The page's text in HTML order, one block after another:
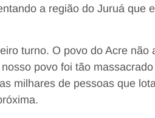
a região do Juruá que
turno. O povo do Acre não
povo foi tão
milhares de pessoas que